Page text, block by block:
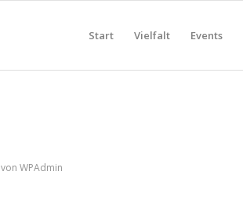
Start Vielfalt Events
von WPAdmin